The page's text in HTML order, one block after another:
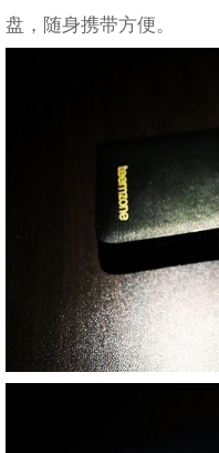
盘，随身携带方便。